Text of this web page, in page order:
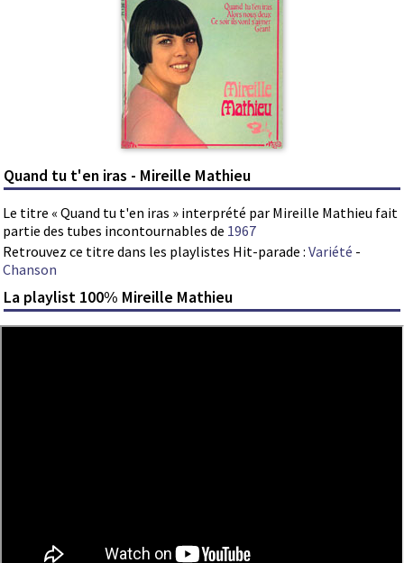
Quand tu t'en iras - Mireille Mathieu
Le titre « Quand tu t'en iras » interprété par Mireille Mathieu fait
partie des tubes incontournables de 1967
Retrouvez ce titre dans les playlistes Hit-parade : Variété -
Chanson
La playlist 100% Mireille Mathieu